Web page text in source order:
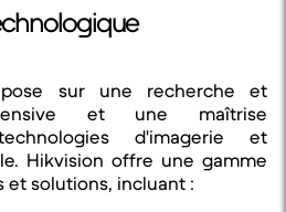
sur une recherche et
et une maîtrise
d'imagerie et
Hikvision offre une gamme
solutions, incluant :